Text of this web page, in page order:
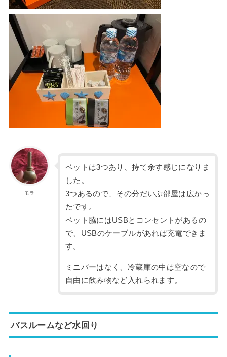
モラ
ベットは3つあり、持て余す感じになりま
した。
3つあるので、その分だいぶ部屋は広かっ
たです。
ベット脇にはUSBとコンセントがあるの
で、USBのケーブルがあれば充電できま
す。
ミニバーはなく、冷蔵庫の中は空なので
自由に飲み物など入れられます。
バスルームなど水回り